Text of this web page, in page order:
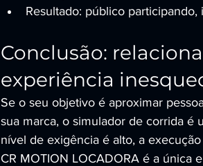
Resultado: público
Conclusão:
experiência
Se o seu objetivo é aproximar
sua marca, o simulador de corrida é
nível de exigência é alto, a
CR MOTION LOCADORA é a única